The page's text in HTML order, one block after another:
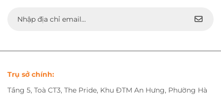
Trụ sở chính:
Tầng 5, Toà CT3, The Pride, Khu ĐTM An Hưng, Phường Hà